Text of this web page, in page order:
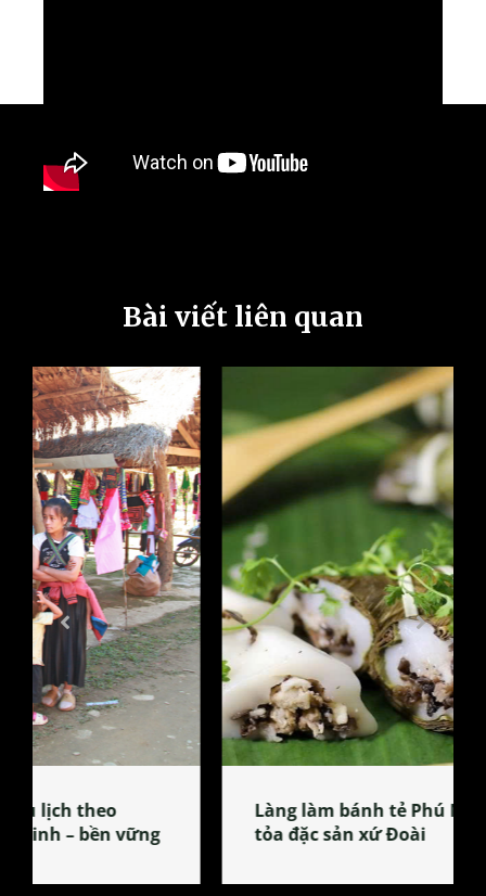
Bài viết liên quan
Làng làm bánh tẻ Phú Nhi – nơi lan
tỏa đặc sản xứ Đoài